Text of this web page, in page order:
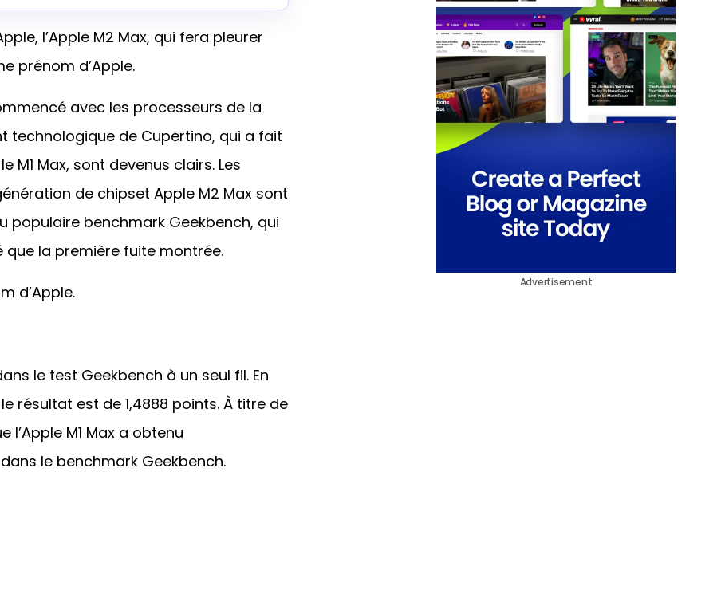
l’Apple M2 Max, qui fera pleurer
prénom d’Apple.
avec les processeurs de la
technologique de Cupertino, qui a fait
M1 Max, sont devenus clairs. Les
de chipset Apple M2 Max sont
populaire benchmark Geekbench, qui
que la première fuite montrée.
d’Apple.
le test Geekbench à un seul fil. En
résultat est de 1,4888 points. À titre de
M1 Max a obtenu
le benchmark Geekbench.
Advertisement